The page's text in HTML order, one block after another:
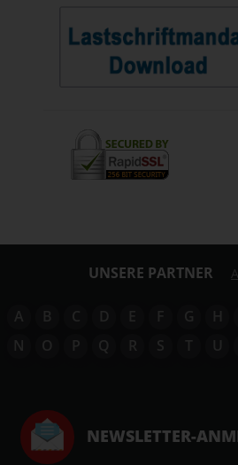
UNSERE PARTNER
A B C D E F G H
N
O P Q R S T U
NEWSLETTER-